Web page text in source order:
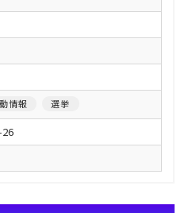
情報 選挙